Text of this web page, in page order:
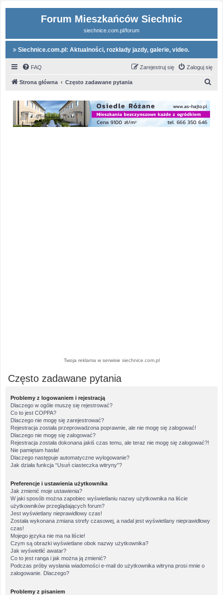
Forum Mieszkańców Siechnic
siechnice.com.pl/forum
Siechnice.com.pl: Aktualności, rozkłady jazdy, galerie, video.
FAQ Zaloguj się
Zarejestruj się
Strona główna Często zadawane pytania
Twoja reklama w serwisie siechnice.com.pl
Często zadawane pytania
Problemy z logowaniem i rejestracją
Dlaczego w ogóle muszę się rejestrować?
Co to jest COPPA?
Dlaczego nie mogę się zarejestrować?
Rejestracja została przeprowadzona poprawnie, ale nie mogę się zalogować!
Dlaczego nie mogę się zalogować?
Rejestracja została dokonana jakiś czas temu, ale teraz nie mogę się zalogować?!
Nie pamiętam hasła!
Dlaczego następuje automatyczne wylogowanie?
Jak działa funkcja “Usuń ciasteczka witryny”?
Preferencje i ustawienia użytkownika
Jak zmienić moje ustawienia?
W jaki sposób można zapobiec wyświetlaniu nazwy użytkownika na liście
użytkowników przeglądających forum?
Jest wyświetlany nieprawidłowy czas!
Została wykonana zmiana strefy czasowej, a nadal jest wyświetlany nieprawidłowy
czas!
Mojego języka nie ma na liście!
Czym są obrazki wyświetlane obok nazwy użytkownika?
Jak wyświetlić awatar?
Co to jest ranga i jak można ją zmienić?
Podczas próby wysłania wiadomości e-mail do użytkownika witryna prosi mnie o
zalogowanie. Dlaczego?
Problemy z pisaniem